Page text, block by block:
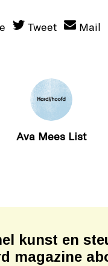
Tweet Mail
Ava Mees List
kunst en
magazine